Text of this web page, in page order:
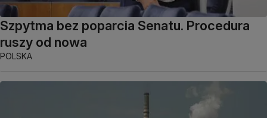
Szpytma bez poparcia Senatu. Procedura
ruszy od nowa
POLSKA